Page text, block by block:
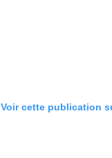
Voir cette publication